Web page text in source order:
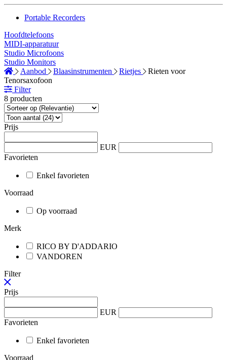
Portable Recorders
Hoofdtelefoons
MIDI-apparatuur
Studio Microfoons
Studio Monitors
Aanbod
Blaasinstrumenten Rietjes
Rieten voor
Tenorsaxofoon
Filter
8 producten
Prijs
EUR
Favorieten
Enkel favorieten
Voorraad
Op voorraad
Merk
RICO BY D'ADDARIO
VANDOREN
Filter
Prijs
EUR
Favorieten
Enkel favorieten
Voorraad